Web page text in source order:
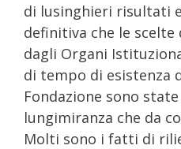
di lusinghieri risultati
definitiva che le
dagli Organi
di tempo di esistenza
Fondazione sono
lungimiranza che da
Molti sono i fatti di